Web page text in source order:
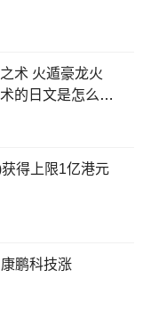
术 火遁豪龙火
的日文是怎么说
得上限1亿港元
鹏科技涨